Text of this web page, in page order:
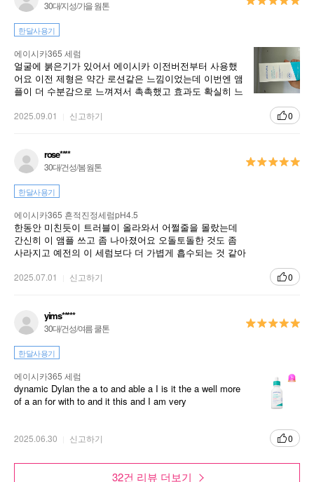
30대/지성/가을 웜톤
한달사용기
에이시카365 세럼
얼굴에 붉은기가 있어서 에이시카 이전버전부터 사용했
어요 이전 제형은 약간 로션같은 느낌이었는데 이번엔 앰
플이 더 수분감으로 느껴져서 촉촉했고 효과도 확실히 느
적은 조금 더 오래 써봐야겠어요
2025.09.01 신고하기 0
rose****
30대/건성/봄 웜톤
한달사용기
에이시카365 흔적진정세럼pH4.5
한동안 미친듯이 트러블이 올라와서 어쩔줄을 몰랐는데
간신히 이 앰플 쓰고 좀 나아졌어요 오돌토돌한 것도 좀
사라지고 예전의 이 세럼보다 더 가볍게 흡수되는 것 같아
2025.07.01 신고하기 0
yims*****
30대/건성/여름 쿨톤
한달사용기
에이시카365 세럼
dynamic Dylan the a to and able a I is it the a well more
of a an for with to and it this and I am very
2025.06.30 신고하기 0
32건 리뷰 더보기